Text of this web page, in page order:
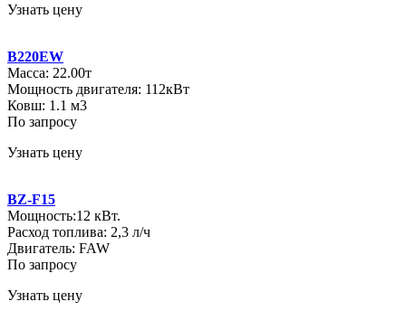
Узнать цену
B220EW
Масса: 22.00т
Мощность двигателя: 112кВт
Ковш: 1.1 м3
По запросу
Узнать цену
BZ-F15
Мощность:12 кВт.
Расход топлива: 2,3 л/ч
Двигатель: FAW
По запросу
Узнать цену